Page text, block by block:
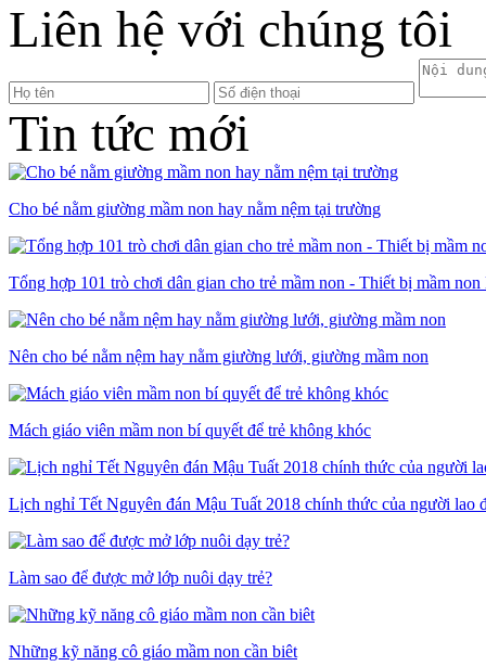
Liên hệ với chúng tôi
Tin tức mới
Cho bé nằm giường mầm non hay nằm nệm tại trường
Tổng hợp 101 trò chơi dân gian cho trẻ mầm non - Thiết bị mầm
Nên cho bé nằm nệm hay nằm giường lưới, giường mầm non
Mách giáo viên mầm non bí quyết để trẻ không khóc
Lịch nghỉ Tết Nguyên đán Mậu Tuất 2018 chính thức của người lao
Làm sao để được mở lớp nuôi dạy trẻ?
Những kỹ năng cô giáo mầm non cần biêt